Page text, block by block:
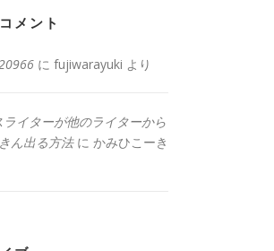
メント
に fujiwarayuki より
ライターが他のライターから
ん出る方法に かみひこーき